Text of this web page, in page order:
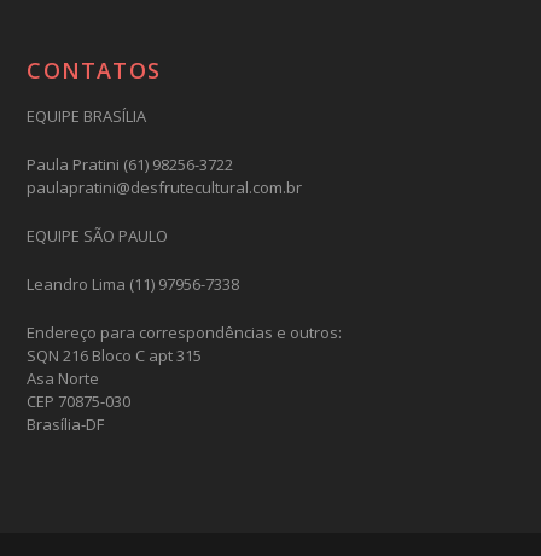
CONTATOS
EQUIPE BRASÍLIA
Paula Pratini (61) 98256-3722
paulapratini@desfrutecultural.com.br
EQUIPE SÃO PAULO
Leandro Lima (11) 97956-7338
Endereço para correspondências e outros:
SQN 216 Bloco C apt 315
Asa Norte
CEP 70875-030
Brasília-DF